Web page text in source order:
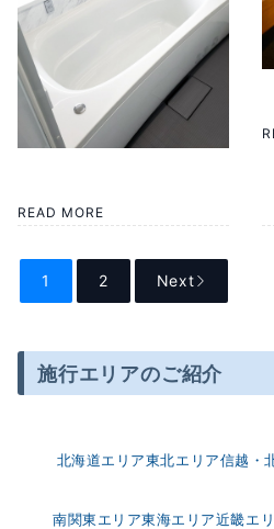
READ MORE
1 2 Next
施行エリアのご紹介
北海道エリア東北エリア信越・
南関東エリア東海エリア近畿エ